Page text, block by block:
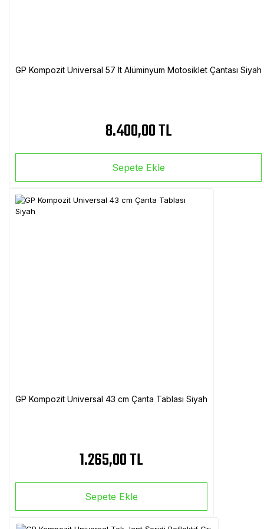
GP Kompozit Universal 57 lt Alüminyum Motosiklet Çantası Siyah
8.400,00 TL
Sepete Ekle
GP Kompozit Universal 43 cm Çanta Tablası Siyah
1.265,00 TL
Sepete Ekle